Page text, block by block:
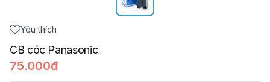
Yêu thích
CB cóc Panasonic
75.000đ